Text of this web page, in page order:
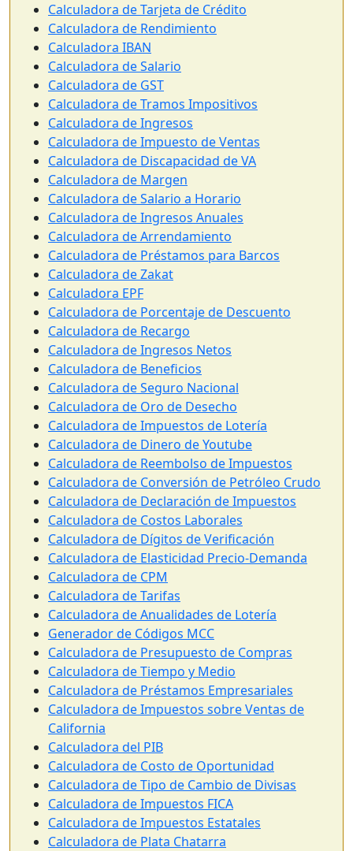
Calculadora de Tarjeta de Crédito
Calculadora de Rendimiento
Calculadora IBAN
Calculadora de Salario
Calculadora de GST
Calculadora de Tramos Impositivos
Calculadora de Ingresos
Calculadora de Impuesto de Ventas
Calculadora de Discapacidad de VA
Calculadora de Margen
Calculadora de Salario a Horario
Calculadora de Ingresos Anuales
Calculadora de Arrendamiento
Calculadora de Préstamos para Barcos
Calculadora de Zakat
Calculadora EPF
Calculadora de Porcentaje de Descuento
Calculadora de Recargo
Calculadora de Ingresos Netos
Calculadora de Beneficios
Calculadora de Seguro Nacional
Calculadora de Oro de Desecho
Calculadora de Impuestos de Lotería
Calculadora de Dinero de Youtube
Calculadora de Reembolso de Impuestos
Calculadora de Conversión de Petróleo Crudo
Calculadora de Declaración de Impuestos
Calculadora de Costos Laborales
Calculadora de Dígitos de Verificación
Calculadora de Elasticidad Precio-Demanda
Calculadora de CPM
Calculadora de Tarifas
Calculadora de Anualidades de Lotería
Generador de Códigos MCC
Calculadora de Presupuesto de Compras
Calculadora de Tiempo y Medio
Calculadora de Préstamos Empresariales
Calculadora de Impuestos sobre Ventas de
California
Calculadora del PIB
Calculadora de Costo de Oportunidad
Calculadora de Tipo de Cambio de Divisas
Calculadora de Impuestos FICA
Calculadora de Impuestos Estatales
Calculadora de Plata Chatarra